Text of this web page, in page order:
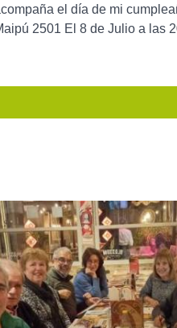
el día de mi
2501 El 8 de Julio a las